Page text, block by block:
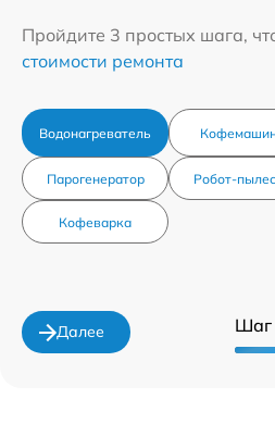
Шаг
Пройдите 3 простых шага,
стоимости ремонта
Водонагреватель
Парогенератор Робот-
Кофеварка
Далее